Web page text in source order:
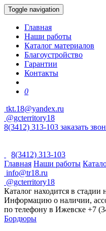
Toggle navigation
Главная
Наши работы
Каталог материалов
Благоустройство
Гарантии
Контакты
0
tkt.18@yandex.ru
@gcterritory18
8(3412) 313-103 заказать
8(3412) 313-103
Главная Наши работы
info@tr18.ru
@gcterritory18
Каталог находится в стадии
Информацию о наличии,
по телефону в Ижевске +7
Бордюры